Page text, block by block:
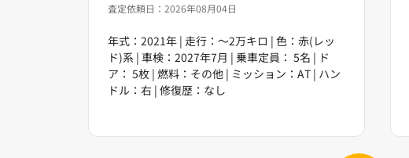
査定依頼日：2026年08月04日
年式：2021年 | 走行：～2万キロ | 色：赤(レッ
ド)系 | 車検：2027年7月 | 乗車定員： 5名 | ド
ア： 5枚 | 燃料：その他 | ミッション：AT | ハン
ドル：右 | 修復歴：なし